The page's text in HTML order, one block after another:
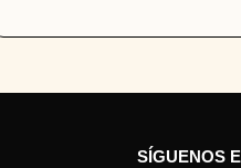
SÍGUENOS